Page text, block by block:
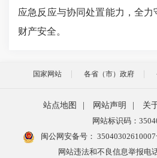
应急反应与协同处置能力，全
财产安全。
国家网站 各省（市）政府
站点地图 网站声明 关
网站标识码：
闽公网安备号：
网站违法和不良信息举报电